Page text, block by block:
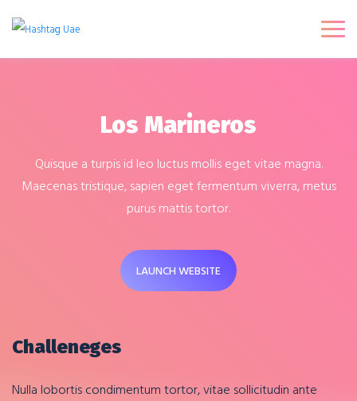
Los Marineros
Quisque a turpis id leo luctus mollis eget vitae magna.
Maecenas tristique, sapien eget fermentum viverra, metus
purus mattis tortor.
LAUNCH WEBSITE
Challeneges
Nulla lobortis condimentum tortor, vitae sollicitudin ante